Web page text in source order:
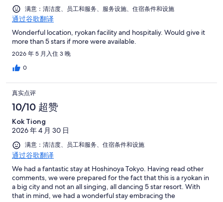
满意：清洁度、员工和服务、服务设施、住宿条件和设施
通过谷歌翻译
Wonderful location, ryokan facility and hospitaliy. Would give it
more than 5 stars if more were available.
2026 年 5 月入住 3 晚
0
真实点评
10/10 超赞
Kok Tiong
2026 年 4 月 30 日
满意：清洁度、员工和服务、住宿条件和设施
通过谷歌翻译
We had a fantastic stay at Hoshinoya Tokyo. Having read other
comments, we were prepared for the fact that this is a ryokan in
a big city and not an all singing, all dancing 5 star resort. With
that in mind, we had a wonderful stay embracing the